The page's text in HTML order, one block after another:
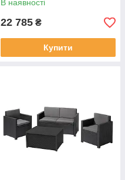
В наявності
22 785 ₴
Купити